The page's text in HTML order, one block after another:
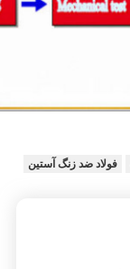
فولاد ضد زنگ آستین